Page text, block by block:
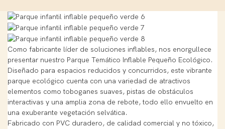
Como fabricante líder de soluciones inflables, nos enorgullece
presentar nuestro Parque Temático Inflable Pequeño Ecológico.
Diseñado para espacios reducidos y concurridos, este vibrante
parque ecológico cuenta con una variedad de atractivos
elementos como toboganes suaves, pistas de obstáculos
interactivas y una amplia zona de rebote, todo ello envuelto en
una exuberante vegetación selvática.
Fabricado con PVC duradero, de calidad comercial y no tóxico,